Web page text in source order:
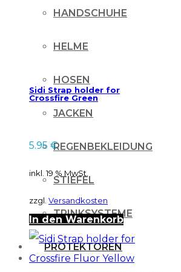
HANDSCHUHE
HELME
HOSEN
JACKEN
REGENBEKLEIDUNG
STIEFEL
TRINKSYSTEME
PROTEKTOREN
Sidi Strap holder for
Crossfire Green
5.95 €
inkl. 19 % MwSt.
zzgl. Versandkosten
In den Warenkorb